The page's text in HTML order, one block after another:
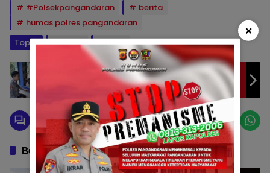
#Polsekpangandaran
berita
humas polres pangandaran
Topik:
polisi polri
Dekat dengan Masyarakat,
Bhabinkamtibmas Babakan Laksanakan
Silaturahmi di Dusun Bojongsari
Berita Berkaitan
×